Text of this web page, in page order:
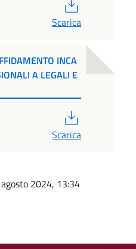
Scarica
INCA
A LEGALI E
Scarica
2024, 13:34